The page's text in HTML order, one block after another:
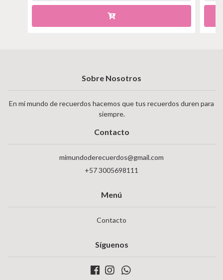
Sobre Nosotros
En mi mundo de recuerdos hacemos que tus recuerdos duren para
siempre.
Contacto
mimundoderecuerdos@gmail.com
+57 3005698111
Menú
Contacto
Síguenos